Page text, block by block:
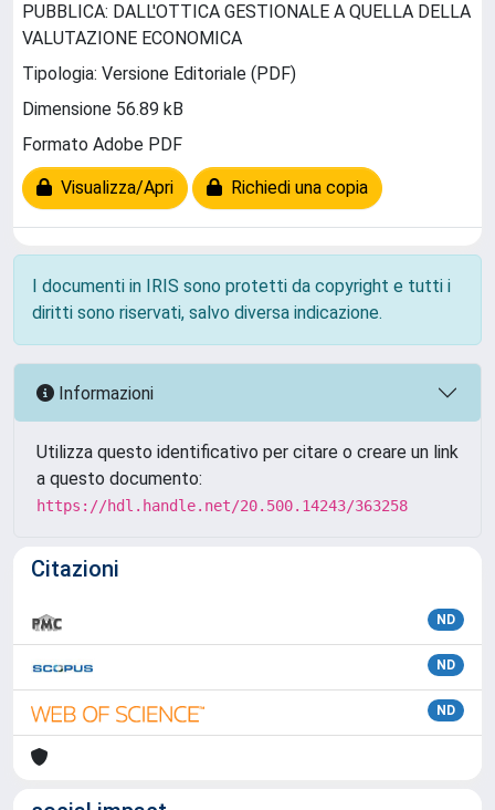
PUBBLICA: DALL'OTTICA GESTIONALE A QUELLA DELLA
VALUTAZIONE ECONOMICA
Tipologia: Versione Editoriale (PDF)
Dimensione 56.89 kB
Formato Adobe PDF
Visualizza/Apri Richiedi una copia
I documenti in IRIS sono protetti da copyright e tutti i
diritti sono riservati, salvo diversa indicazione.
Informazioni
Utilizza questo identificativo per citare o creare un link
a questo documento:
https://hdl.handle.net/20.500.14243/363258
Citazioni
ND
ND
ND